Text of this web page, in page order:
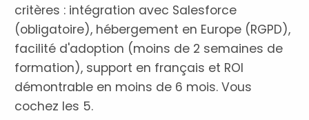
critères : intégration avec Salesforce
(obligatoire), hébergement en Europe (RGPD),
facilité d'adoption (moins de 2 semaines de
formation), support en français et ROI
démontrable en moins de 6 mois. Vous
cochez les 5.